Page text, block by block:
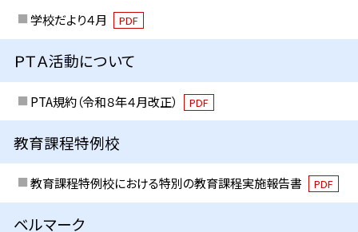
学校だより４月 PDF
ＰＴＡ活動について
PTA規約（令和８年４月改正） PDF
教育課程特例校
教育課程特例校における特別の教育課程実施報告書 PDF
ベルマーク